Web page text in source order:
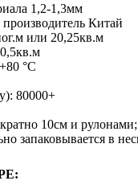
1,2-1,3мм
Китай
или 20,25кв.м
°С
80000+
10см и
запаковывается в